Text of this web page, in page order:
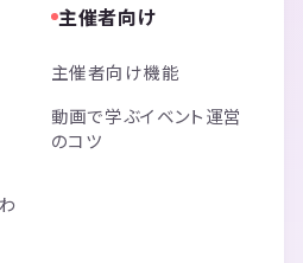
主催者向け
主催者向け機能
動画で学ぶイベント運営
のコツ